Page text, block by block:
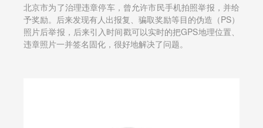
北京市为了治理违章停车，曾允许市民手机拍照举报，并给
予奖励。后来发现有人出报复、骗取奖励等目的伪造（PS）
照片后举报，后来引入时间戳可以实时的把GPS地理位置、
违章照片一并签名固化，很好地解决了问题。